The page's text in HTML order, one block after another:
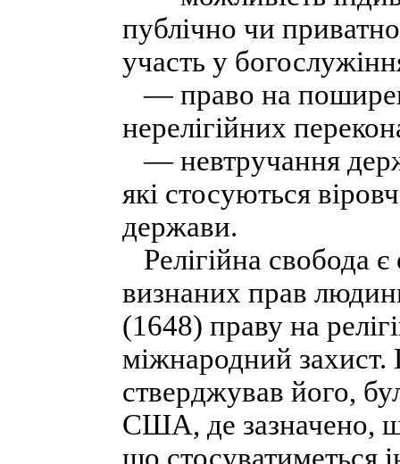
публічно чи
участь у
— право на
нерелігійних
— невтручання
які стосуються
держави.
Релігійна свобода
визнаних прав
(1648) праву на
міжнародний
стверджував його,
США, де зазначено,